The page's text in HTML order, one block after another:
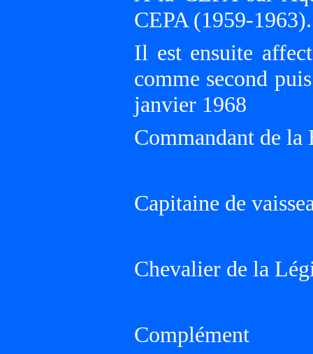
CEPA (1959-1963).
Il est ensuite
comme second
janvier 1968
Commandant de
Capitaine de
Chevalier de la
Complément